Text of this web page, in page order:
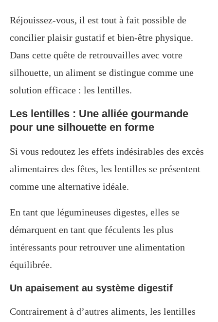
Réjouissez-vous, il est tout à fait possible de
concilier plaisir gustatif et bien-être physique.
Dans cette quête de retrouvailles avec votre
silhouette, un aliment se distingue comme une
solution efficace : les lentilles.
Les lentilles : Une alliée gourmande
pour une silhouette en forme
Si vous redoutez les effets indésirables des excès
alimentaires des fêtes, les lentilles se présentent
comme une alternative idéale.
En tant que légumineuses digestes, elles se
démarquent en tant que féculents les plus
intéressants pour retrouver une alimentation
équilibrée.
Un apaisement au système digestif
Contrairement à d’autres aliments, les lentilles